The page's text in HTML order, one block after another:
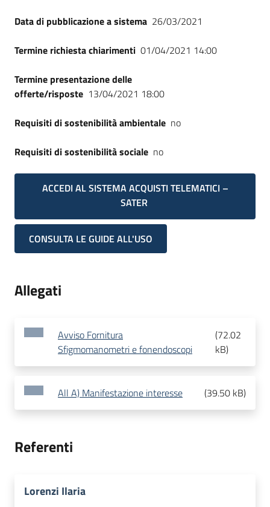
Data di pubblicazione a sistema 26/03/2021
Termine richiesta chiarimenti 01/04/2021 14:00
Termine presentazione delle
offerte/risposte 13/04/2021 18:00
Requisiti di sostenibilità ambientale no
Requisiti di sostenibilità sociale no
ACCEDI AL SISTEMA ACQUISTI TELEMATICI –
SATER
CONSULTA LE GUIDE ALL'USO
Allegati
Avviso Fornitura
Sfigmomanometri e fonendoscopi
(72.02
kB)
All A) Manifestazione interesse (39.50 kB)
Referenti
Lorenzi Ilaria